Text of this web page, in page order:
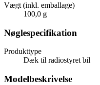
Vægt (inkl. emballage)
100,0 g
Nøglespecifikation
Produkttype
Dæk til radiostyret bil
Modelbeskrivelse